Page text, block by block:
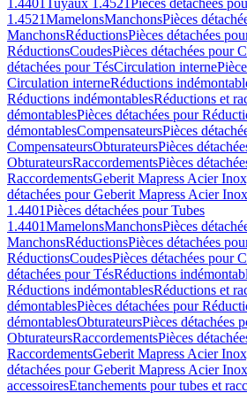
1.4401Tuyaux 1.4521Pièces détachées
1.4521MamelonsManchonsPièces
ManchonsRéductionsPièces détachées
RéductionsCoudesPièces détachées pour
détachées pour TésCirculation interne
Circulation interneRéductions
Réductions indémontablesRéductions et
démontablesPièces détachées pour
démontablesCompensateursPièces
CompensateursObturateursPièces
ObturateursRaccordementsPièces
RaccordementsGeberit Mapress Acier
détachées pour Geberit Mapress Acier
1.4401Pièces détachées pour Tubes
1.4401MamelonsManchonsPièces
ManchonsRéductionsPièces détachées
RéductionsCoudesPièces détachées pour
détachées pour TésRéductions
Réductions indémontablesRéductions et
démontablesPièces détachées pour
démontablesObturateursPièces détachées
ObturateursRaccordementsPièces
RaccordementsGeberit Mapress Acier
détachées pour Geberit Mapress Acier
accessoiresEtanchements pour tubes et